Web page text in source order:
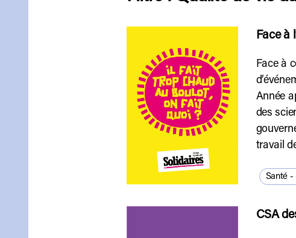
Face à
Face à
Année
des
travail
Santé -
CSA